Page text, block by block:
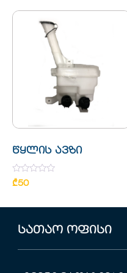
წყლის ავზი
Rated
0
₾50
სათაო ოფისი